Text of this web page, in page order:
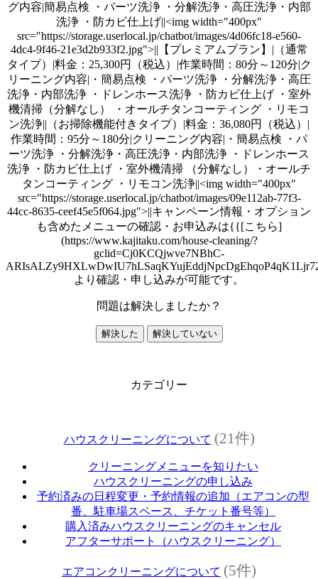
グ内容|簡易点検 ・パーツ洗浄 ・分解洗浄・高圧洗浄・内部
洗浄 ・防カビ仕上げ||<img width="400px"
src="https://storage.userlocal.jp/chatbot/images/4d06fc18-e560-
4dc4-9f46-21e3d2b933f2.jpg">||【プレミアムプラン】|（通常
タイプ）|料金：25,300円（税込）|作業時間：80分～120分|ク
リーニング内容|・簡易点検 ・パーツ洗浄 ・分解洗浄・高圧
洗浄・内部洗浄 ・ドレンホース洗浄 ・防カビ仕上げ ・室外
機清掃（分解なし） ・オールチタンコーティング ・リモコ
ン洗浄||（お掃除機能付きタイプ）|料金：36,080円（税込）|
作業時間：95分～180分|クリーニング内容|・簡易点検 ・パ
ーツ洗浄 ・分解洗浄・高圧洗浄・内部洗浄 ・ドレンホース
洗浄 ・防カビ仕上げ ・室外機清掃 （分解なし）・オールチ
タンコーティング ・リモコン洗浄||<img width="400px"
src="https://storage.userlocal.jp/chatbot/images/09e112ab-77f3-
44cc-8635-ceef45e5f064.jpg">||キャンペーン情報・オプション
も含めたメニューの確認・お申込みは{{[こちら]
(https://www.kajitaku.com/house-cleaning/?
gclid=Cj0KCQjwve7NBhC-
より確認・申し込みが可能です。
問題は解決しましたか？
解決した 解決していない
カテゴリー
ハウスクリーニングについて (21件)
クリーニングメニューを知りたい
ハウスクリーニングの申し込み
予約済みの日程変更・予約情報の追加（エアコンの型
番、駐車場スペース、チケット番号等）
購入済みハウスクリーニングのキャンセル
アフターサポート（ハウスクリーニング）
エアコンクリーニングについて (5件)